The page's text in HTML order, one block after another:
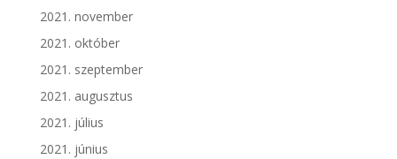
2021. november
2021. október
2021. szeptember
2021. augusztus
2021. július
2021. június